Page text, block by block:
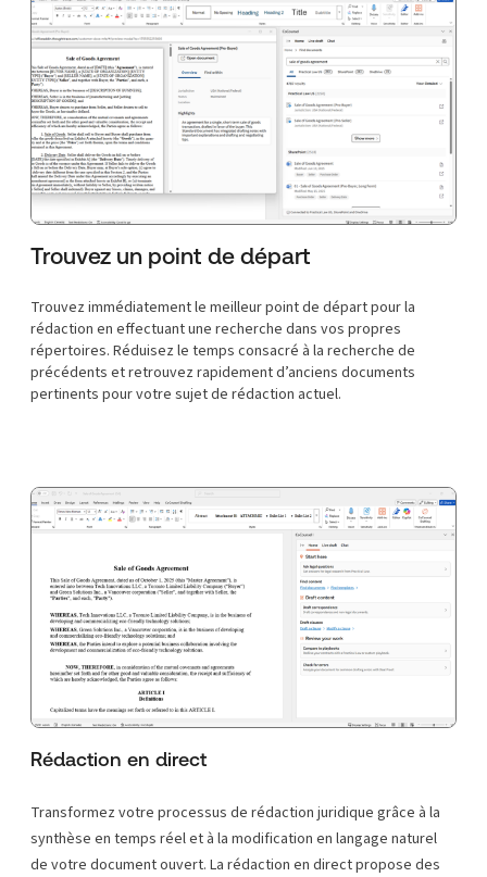
Trouvez un point de départ
Trouvez immédiatement le meilleur point de départ pour la
rédaction en effectuant une recherche dans vos propres
répertoires. Réduisez le temps consacré à la recherche de
précédents et retrouvez rapidement d’anciens documents
pertinents pour votre sujet de rédaction actuel.
Rédaction en direct
Transformez votre processus de rédaction juridique grâce à la
synthèse en temps réel et à la modification en langage naturel
de votre document ouvert. La rédaction en direct propose des